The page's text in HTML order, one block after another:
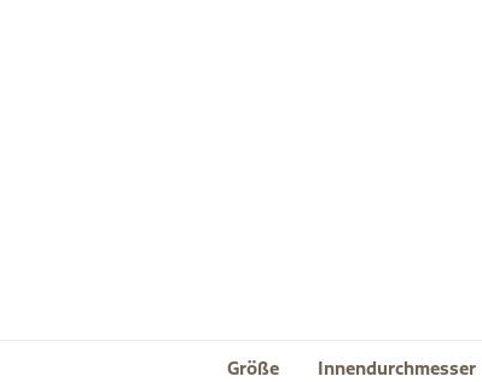
Größe Innendurchmesser